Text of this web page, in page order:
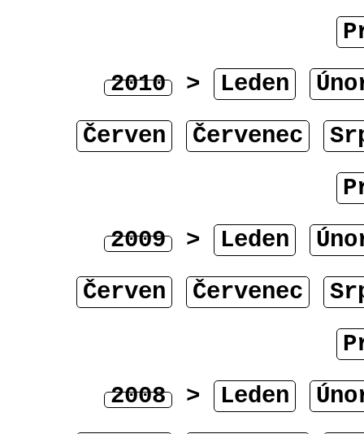
2010 > Leden
Červen
Červenec
2009 > Leden
Červen
Červenec
2008 > Leden